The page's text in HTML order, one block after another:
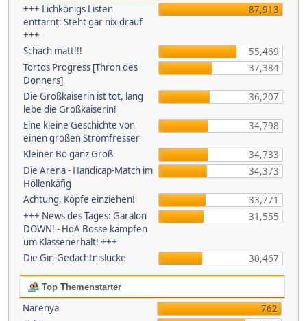
+++ Lichkönigs Listen
enttarnt: Steht gar nix drauf
+++
87,913
Schach matt!!!
55,469
Tortos Progress [Thron des
Donners]
37,384
Die Großkaiserin ist tot, lang
lebe die Großkaiserin!
36,207
Eine kleine Geschichte von
einen großen Stromfresser
34,798
Kleiner Bo ganz Groß
34,733
Die Arena - Handicap-Match im
Höllenkäfig
34,373
Achtung, Köpfe einziehen!
33,771
+++ News des Tages: Garalon
DOWN! - HdA Bosse kämpfen
um Klassenerhalt! +++
31,555
Die Gin-Gedächtnislücke 30,467
Top Themenstarter
Narenya
762